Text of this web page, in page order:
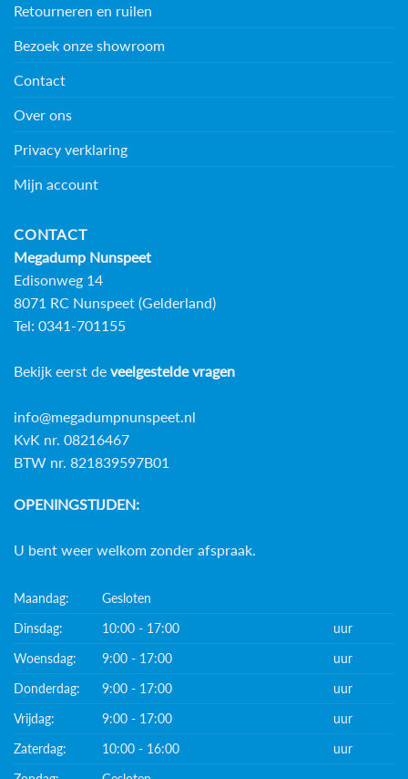
Retourneren en ruilen
Bezoek onze showroom
Contact
Over ons
Privacy verklaring
Mijn account
CONTACT
Megadump Nunspeet
Edisonweg 14
8071 RC Nunspeet (Gelderland)
Tel: 0341-701155
Bekijk eerst de veelgestelde vragen
info@megadumpnunspeet.nl
KvK nr. 08216467
BTW nr. 821839597B01
OPENINGSTIJDEN:
U bent weer welkom zonder afspraak.
Maandag:
Gesloten
Dinsdag:
10:00 - 17:00
uur
Woensdag:
9:00 - 17:00
uur
Donderdag:
9:00 - 17:00
uur
Vrijdag:
9:00 - 17:00
uur
Zaterdag:
10:00 - 16:00
uur